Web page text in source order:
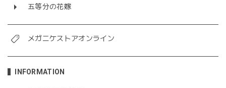
五等分の花嫁
メガニケストアオンライン
INFORMATION